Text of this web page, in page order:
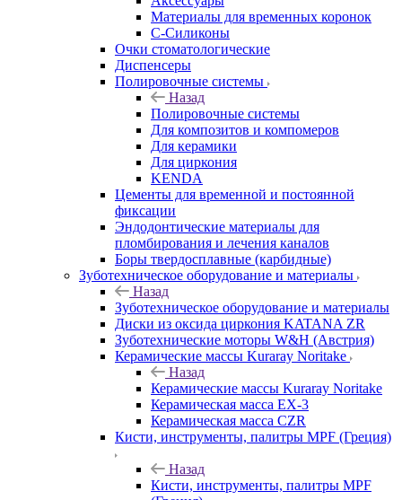
Материалы для временных коронок
С-Силиконы
Очки стоматологические
Диспенсеры
Полировочные системы
Назад
Полировочные системы
Для композитов и компомеров
Для керамики
Для циркония
KENDA
Цементы для временной и постоянной
фиксации
Эндодонтические материалы для
пломбирования и лечения каналов
Боры твердосплавные (карбидные)
Зуботехническое оборудование и материалы
Назад
Зуботехническое оборудование и материалы
Диски из оксида циркония KATANA ZR
Зуботехнические моторы W&H (Австрия)
Керамические массы Kuraray Noritake
Назад
Керамические массы Kuraray Noritake
Керамическая масса EX-3
Керамическая масса CZR
Кисти, инструменты, палитры MPF (Греция)
Назад
Кисти, инструменты, палитры MPF